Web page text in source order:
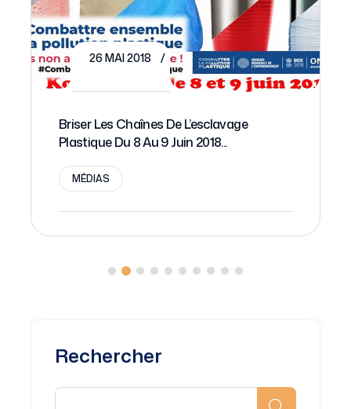
Rechercher